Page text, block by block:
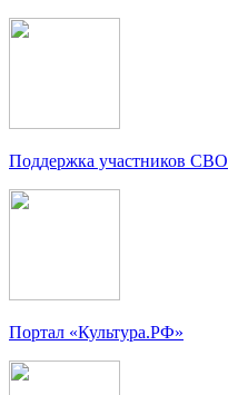
Поддержка участников СВО
Портал «Культура.РФ»